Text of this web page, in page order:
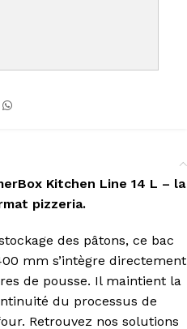
Kitchen Line 14 L – la
pizzeria.
des pâtons, ce bac
mm s’intègre directement
de pousse. Il maintient la
du processus de
Retrouvez nos solutions